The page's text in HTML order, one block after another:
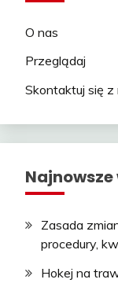
O nas
Przeglądaj
Skontaktuj się z
Zasada
procedury,
Hokej na